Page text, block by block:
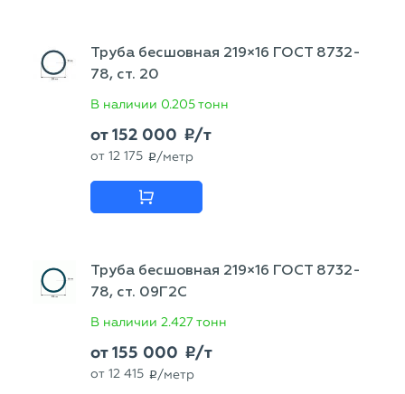
Труба бесшовная 219×16 ГОСТ 8732-
78, ст. 20
В наличии 0.205 тонн
от152 000 p/т
от 12 175 p /метр
Труба бесшовная 219×16 ГОСТ 8732-
78, ст. 09Г2С
В наличии 2.427 тонн
от155 000 p/т
от 12 415 p /метр